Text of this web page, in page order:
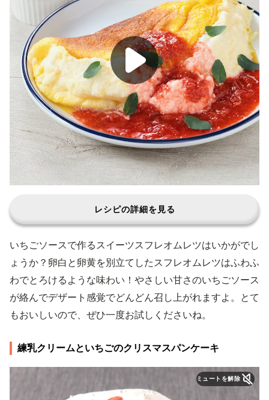
レシピの詳細を見る
いちごソースで作るスイーツスフレオムレツはいかがでし
ょうか？卵白と卵黄を別立てしたスフレオムレツはふわふ
わでとろけるような味わい！やさしい甘さのいちごソース
が絡んでデザート感覚でどんどん召し上がれますよ。とて
もおいしいので、ぜひ一度お試しくださいね。
練乳クリームといちごのクリスマスパンケーキ
ミュートを解除